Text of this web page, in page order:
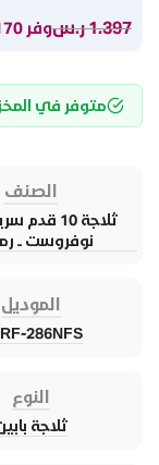
1.397ر.سوفر 170 ر.س
متوفر في
الصنف
ثلاجة 10
نوفروست ــ
الموديل
286NFS
النوع
ثلاجة